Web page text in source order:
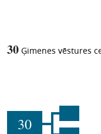
30 Ģimenes vēstures
30